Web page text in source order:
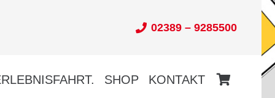
02389 – 9285500
SHOP KONTAKT